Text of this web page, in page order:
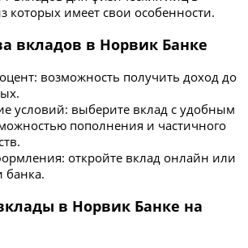
которых имеет свои особенности.
вкладов в Норвик Банке
возможность получить доход до
условий: выберите вклад с удобным
пополнения и частичного
откройте вклад онлайн или
банка.
в Норвик Банке на